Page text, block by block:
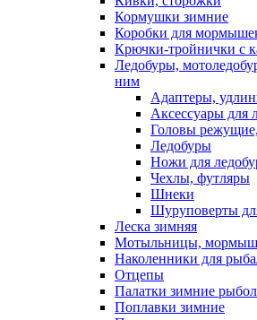
Кормушки зимние
Коробки для
Крючки-тройнички с
Ледобуры,
ним
Адаптеры,
Аксессуары для
Головы
Ледобуры
Ножи для
Чехлы, футляры
Шнеки
Шуруповерты
Леска зимняя
Мотыльницы,
Наколенники для
Отцепы
Палатки зимние
Поплавки зимние